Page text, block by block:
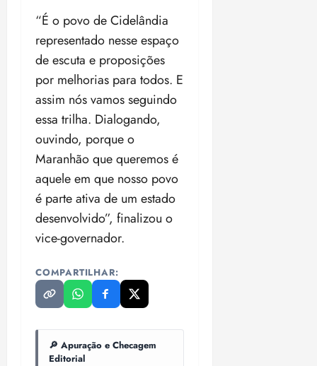
“É o povo de Cidelândia
representado nesse espaço
de escuta e proposições
por melhorias para todos. E
assim nós vamos seguindo
essa trilha. Dialogando,
ouvindo, porque o
Maranhão que queremos é
aquele em que nosso povo
é parte ativa de um estado
desenvolvido”, finalizou o
vice-governador.
COMPARTILHAR:
🔎 Apuração e Checagem
Editorial